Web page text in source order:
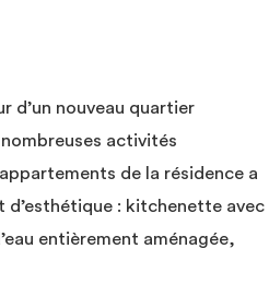
d’un nouveau quartier
activités
de la résidence a
: kitchenette avec
entièrement aménagée,